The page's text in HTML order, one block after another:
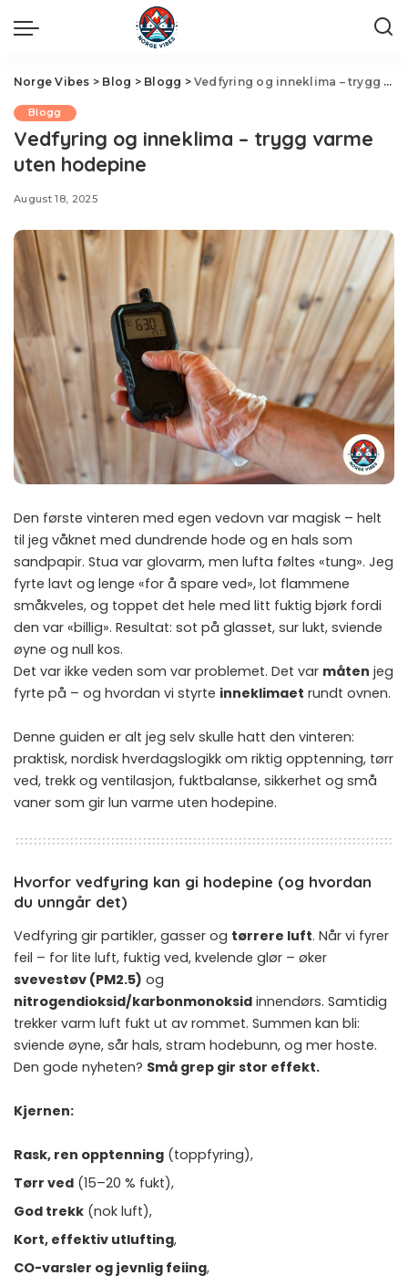
Norge Vibes > Blog > Blogg >Vedfyring og inneklima – trygg varme uten hodepine
Blogg
Vedfyring og inneklima – trygg varme
uten hodepine
August 18, 2025
Den første vinteren med egen vedovn var magisk – helt
til jeg våknet med dundrende hode og en hals som
sandpapir. Stua var glovarm, men lufta føltes «tung». Jeg
fyrte lavt og lenge «for å spare ved», lot flammene
småkveles, og toppet det hele med litt fuktig bjørk fordi
den var «billig». Resultat: sot på glasset, sur lukt, sviende
øyne og null kos.
Det var ikke veden som var problemet. Det var måten jeg
fyrte på – og hvordan vi styrte inneklimaet rundt ovnen.
Denne guiden er alt jeg selv skulle hatt den vinteren:
praktisk, nordisk hverdagslogikk om riktig opptenning, tørr
ved, trekk og ventilasjon, fuktbalanse, sikkerhet og små
vaner som gir lun varme uten hodepine.
Hvorfor vedfyring kan gi hodepine (og hvordan
du unngår det)
Vedfyring gir partikler, gasser og tørrere luft. Når vi fyrer
feil – for lite luft, fuktig ved, kvelende glør – øker
svevestøv (PM2.5) og
nitrogendioksid/karbonmonoksid innendørs. Samtidig
trekker varm luft fukt ut av rommet. Summen kan bli:
sviende øyne, sår hals, stram hodebunn, og mer hoste.
Den gode nyheten? Små grep gir stor effekt.
Kjernen:
Rask, ren opptenning (toppfyring),
Tørr ved (15–20 % fukt),
God trekk (nok luft),
Kort, effektiv utlufting,
CO-varsler og jevnlig feiing,